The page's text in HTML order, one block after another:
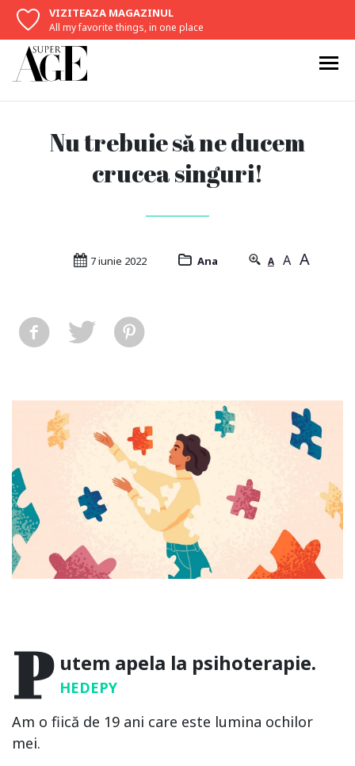
VIZITEAZA MAGAZINUL
All my favorite things, in one place
Nu trebuie să ne ducem
crucea singuri!
7 iunie 2022 Ana A A A
P utem apela la psihoterapie.
HEDEPY
Am o fiică de 19 ani care este lumina ochilor
mei.